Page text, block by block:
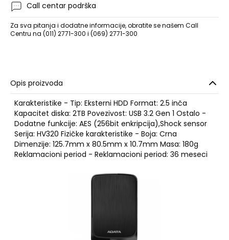
Call centar podrška
Za sva pitanja i dodatne informacije, obratite se našem Call
Centru na (011) 2771-300 i (069) 2771-300
Opis proizvoda
Karakteristike - Tip: Eksterni HDD Format: 2.5 inča
Kapacitet diska: 2TB Povezivost: USB 3.2 Gen 1 Ostalo -
Dodatne funkcije: AES (256bit enkripcija),Shock sensor
Serija: HV320 Fizičke karakteristike - Boja: Crna
Dimenzije: 125.7mm x 80.5mm x 10.7mm Masa: 180g
Reklamacioni period - Reklamacioni period: 36 meseci